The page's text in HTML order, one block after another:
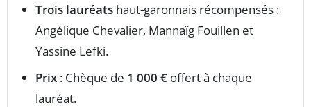
Trois lauréats haut-garonnais récompensés :
Angélique Chevalier, Mannaïg Fouillen et
Yassine Lefki.
Prix : Chèque de 1 000 € offert à chaque
lauréat.